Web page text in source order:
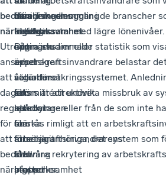
bedriva
näringsverksamhet.
Utredningen
anser
att
dagens
regler
för
att
bedriva
näringsverksamhet
de
mest
uppmärksammade
uppdragen
i
kommittédirektivet
handlar
om
att
få
stopp
människosmuggling
utvidgas.
Det
är
välkommet
att
utredningen
har
föreslagit
att
brottet
Utredningens
förslag
som
avser
åtgärder
för
att
stärka
arbetskraftsinvandrarens
ställning
på
familjemedlemmar i de branscher
kollektivavtal med lägre
några studier eller statistik som
arbetskraftsinvandrare belastar
socialförsäkringssystemet.
införs är att undvika missbruk av
spårbytare eller från de som inte
förstås rimligt att en
försörja anhöriga, det system som
försvåra rekrytering av
branscher.